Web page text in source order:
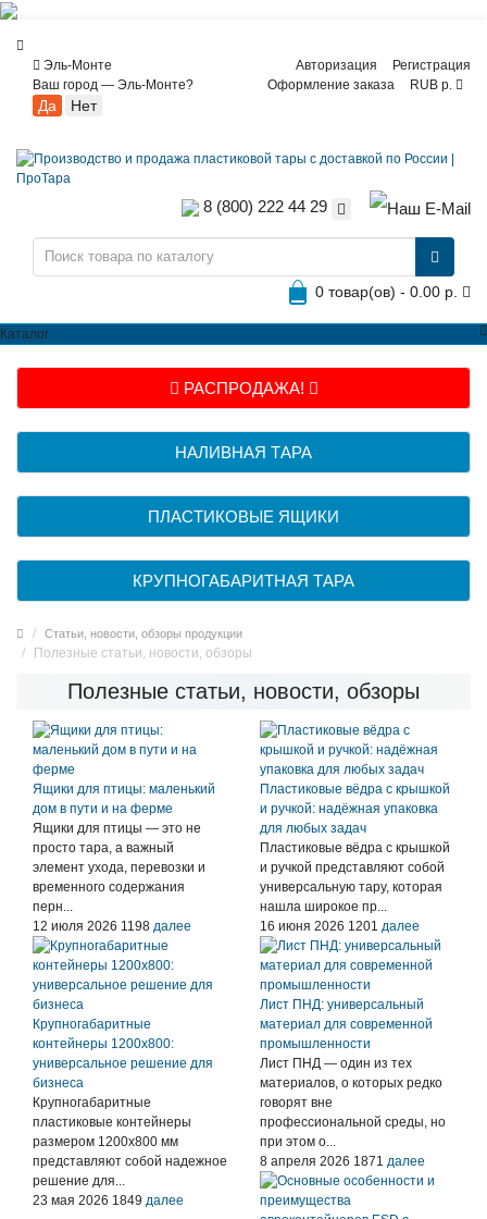
Эль-Монте
Ваш город — Эль-Монте?
Авторизация
Регистрация
Оформление заказа
RUB р.
8 (800) 222 44 29
0 товар(ов) - 0.00 р.
Каталог
РАСПРОДАЖА!
НАЛИВНАЯ ТАРА
ПЛАСТИКОВЫЕ ЯЩИКИ
КРУПНОГАБАРИТНАЯ ТАРА
Статьи, новости, обзоры продукции
Полезные статьи, новости, обзоры
Полезные статьи, новости, обзоры
Ящики для птицы: маленький
дом в пути и на ферме
Ящики для птицы — это не
просто тара, а важный
элемент ухода, перевозки и
временного содержания
перн...
12 июля 2026 1198 далее
Пластиковые вёдра с крышкой
и ручкой: надёжная упаковка
для любых задач
Пластиковые вёдра с крышкой
и ручкой представляют собой
универсальную тару, которая
нашла широкое пр...
16 июня 2026 1201 далее
Крупногабаритные
контейнеры 1200х800:
универсальное решение для
бизнеса
Крупногабаритные
пластиковые контейнеры
размером 1200х800 мм
представляют собой надежное
решение для...
23 мая 2026 1849 далее
Лист ПНД: универсальный
материал для современной
промышленности
Лист ПНД — один из тех
материалов, о которых редко
говорят вне
профессиональной среды, но
при этом о...
8 апреля 2026 1871 далее